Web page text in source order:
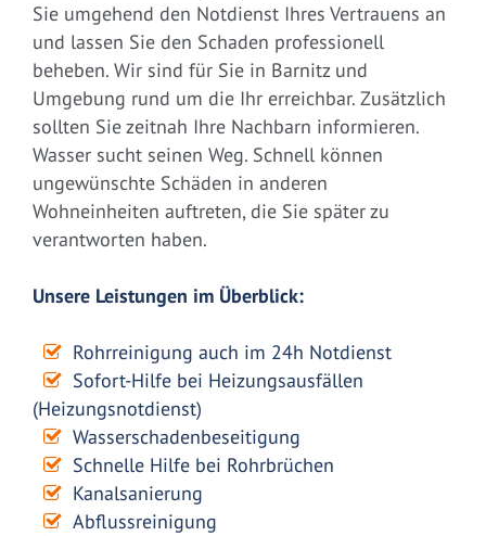
Sie umgehend den Notdienst Ihres Vertrauens an
und lassen Sie den Schaden professionell
beheben. Wir sind für Sie in Barnitz und
Umgebung rund um die Ihr erreichbar. Zusätzlich
sollten Sie zeitnah Ihre Nachbarn informieren.
Wasser sucht seinen Weg. Schnell können
ungewünschte Schäden in anderen
Wohneinheiten auftreten, die Sie später zu
verantworten haben.
Unsere Leistungen im Überblick:
Rohrreinigung auch im 24h Notdienst
Sofort-Hilfe bei Heizungsausfällen
(Heizungsnotdienst)
Wasserschadenbeseitigung
Schnelle Hilfe bei Rohrbrüchen
Kanalsanierung
Abflussreinigung